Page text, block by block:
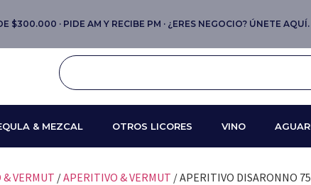
$300.000 · PIDE AM Y RECIBE PM · ¿ERES NEGOCIO? ÚNETE AQUÍ.
& MEZCAL OTROS LICORES VINO
VERMUT /APERITIVO & VERMUT / APERITIVO DISARONNO